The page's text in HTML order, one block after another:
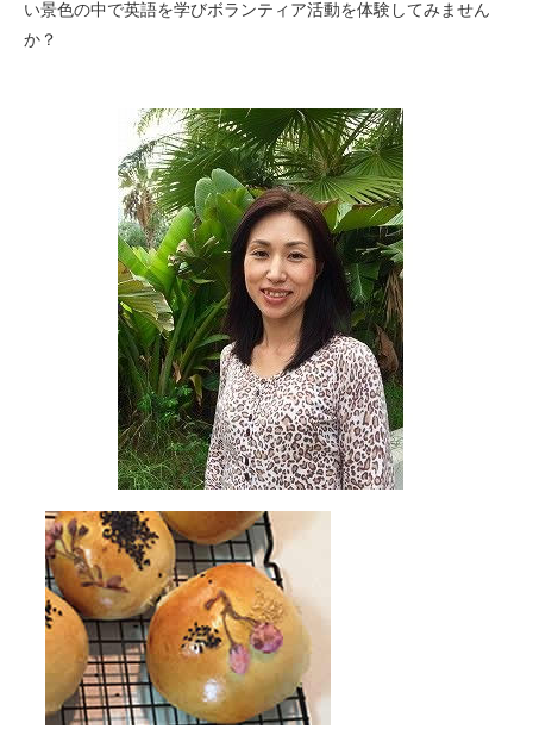
い景色の中で英語を学びボランティア活動を体験してみません
か？